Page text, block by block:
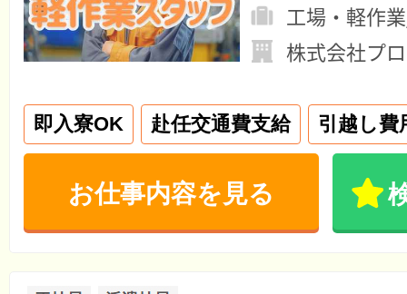
工場・軽作
株式会社プ
即入寮OK 赴任交通費支給 引越し費
お仕事内容を見る